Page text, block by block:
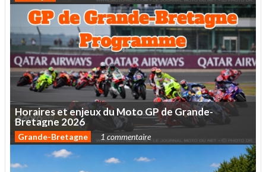
HorairesetenjeuxduMotoGPdeGrande-
Bretagne 2026
Grande-Bretagne 1 commentaire